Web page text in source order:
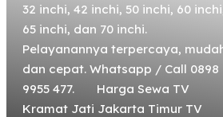
32 inchi, 42 inchi, 50 inchi, 60
65 inchi, dan 70 inchi.
Pelayanannya terpercaya,
dan cepat. Whatsapp / Call 0898
9955 477. Harga Sewa TV
Kramat Jati Jakarta Timur TV